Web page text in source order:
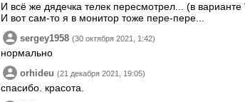
И всё же дядечка телек пересмотрел... (в
И вот сам-то я в монитор тоже пере-пере...
sergey1958 (30 октября 2021, 1:42)
нормально
orhideu (21 декабря 2021, 19:05)
спасибо. красота.